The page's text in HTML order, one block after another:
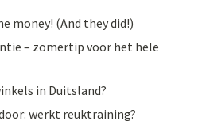
money! (And they did!)
– zomertip voor het hele
in Duitsland?
werkt reuktraining?